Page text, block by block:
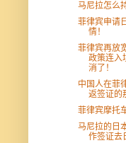
马尼拉怎么
菲律宾申请
情！
菲律宾再放
政策连入
消了！
中国人在菲
返签证的
菲律宾摩托
马尼拉的日
作签证去